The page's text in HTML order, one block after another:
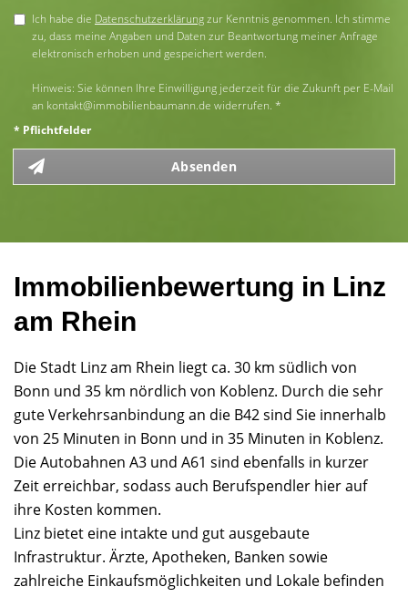
Ich habe die Datenschutzerklärungzur Kenntnis genommen. Ich stimme
zu, dass meine Angaben und Daten zur Beantwortung meiner Anfrage
elektronisch erhoben und gespeichert werden.
Hinweis: Sie können Ihre Einwilligung jederzeit für die Zukunft per E-Mail
an kontakt@immobilienbaumann.de widerrufen. *
* Pflichtfelder
Absenden
Immobilienbewertung in Linz
am Rhein
Die Stadt Linz am Rhein liegt ca. 30 km südlich von
Bonn und 35 km nördlich von Koblenz. Durch die sehr
gute Verkehrsanbindung an die B42 sind Sie innerhalb
von 25 Minuten in Bonn und in 35 Minuten in Koblenz.
Die Autobahnen A3 und A61 sind ebenfalls in kurzer
Zeit erreichbar, sodass auch Berufspendler hier auf
ihre Kosten kommen.
Linz bietet eine intakte und gut ausgebaute
Infrastruktur. Ärzte, Apotheken, Banken sowie
zahlreiche Einkaufsmöglichkeiten und Lokale befinden